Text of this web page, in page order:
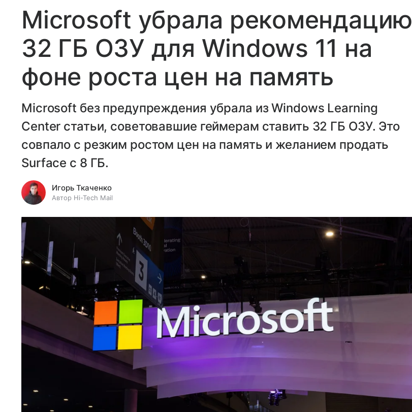
Microsoft убрала рекомендацию
32 ГБ ОЗУ для Windows 11 на
фоне роста цен на память
Microsoft без предупреждения убрала из Windows Learning
Center статьи, советовавшие геймерам ставить 32 ГБ ОЗУ. Это
совпало с резким ростом цен на память и желанием продать
Surface с 8 ГБ.
Игорь Ткаченко
Автор Hi-Tech Mail